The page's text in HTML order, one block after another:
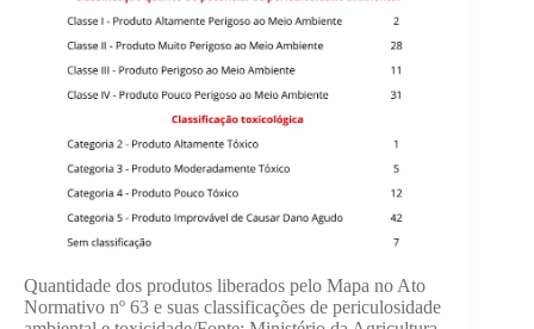
Quantidade dos produtos liberados pelo Mapa no Ato
Normativo nº 63 e suas classificações de periculosidade